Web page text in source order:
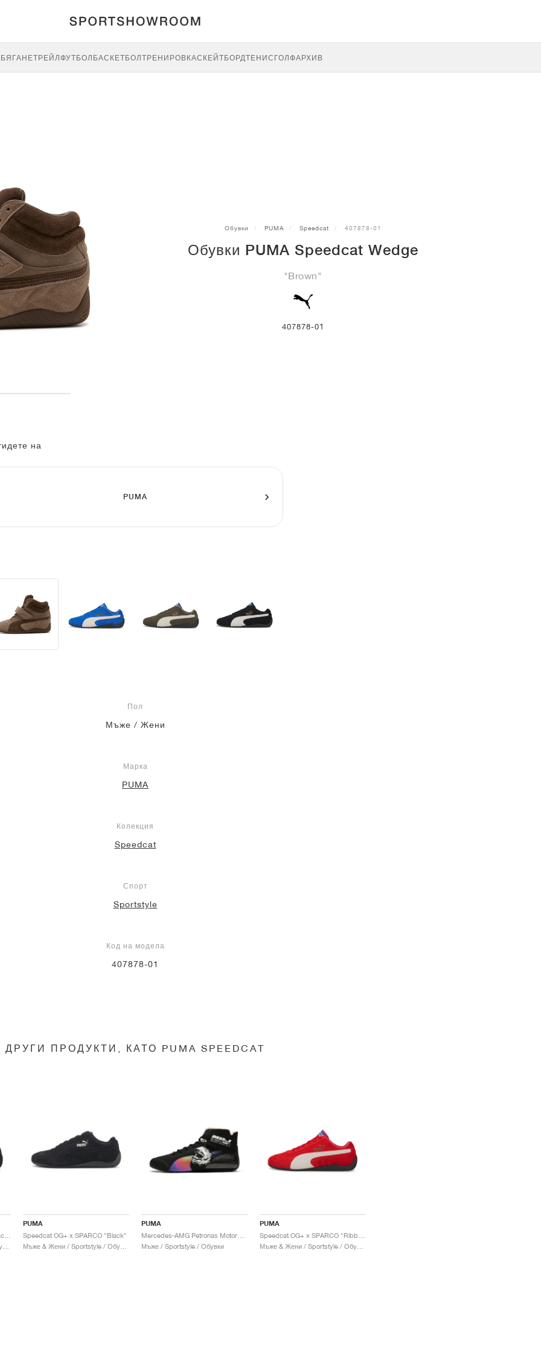
БЯГАНЕТРЕЙЛФУТБОЛ БАСКЕТБОЛТРЕНИРОВКАСКЕЙТБОРДТЕНИС ГОЛФАРХИВ
Обувки PUMA Speedcat 407878-01
Обувки PUMA Speedcat Wedge
"Brown"
407878-01
на
PUMA
Пол
Мъже / Жени
Марка
PUMA
Колекция
Speedcat
Спорт
Sportstyle
Код на модела
407878-01
ДРУГИ ПРОДУКТИ, КАТО PUMA SPEEDCAT
Speedcat OG+ x SPARCO "Peacoat"
Мъже & Жени / Sportstyle / Обувки
PUMA
Speedcat OG+ x SPARCO "Black"
PUMA
Мъже / Sportstyle / Обувки
PUMA
Мъже & Жени / Sportstyle / Обувки